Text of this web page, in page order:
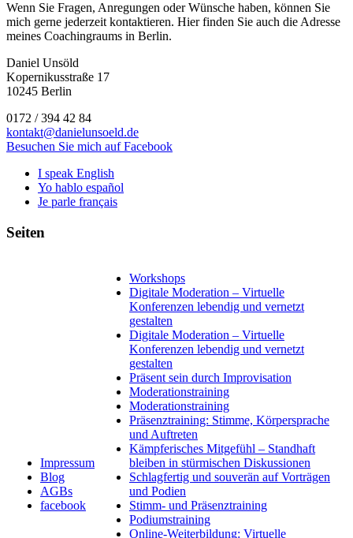
Wenn Sie Fragen, Anregungen oder Wünsche haben, können Sie
mich gerne jederzeit kontaktieren. Hier finden Sie auch die Adresse
meines Coachingraums in Berlin.
Daniel Unsöld
Kopernikusstraße 17
10245 Berlin
0172 / 394 42 84
kontakt@danielunsoeld.de
Besuchen Sie mich auf Facebook
I speak English
Yo hablo español
Je parle français
Seiten
Impressum
Blog
AGBs
facebook
Workshops
Digitale Moderation – Virtuelle
Konferenzen lebendig und vernetzt
gestalten
Digitale Moderation – Virtuelle
Konferenzen lebendig und vernetzt
gestalten
Präsent sein durch Improvisation
Moderationstraining
Moderationstraining
Präsenztraining: Stimme, Körpersprache
und Auftreten
Kämpferisches Mitgefühl – Standhaft
bleiben in stürmischen Diskussionen
Schlagfertig und souverän auf Vorträgen
und Podien
Stimm- und Präsenztraining
Podiumstraining
Online-Weiterbildung: Virtuelle